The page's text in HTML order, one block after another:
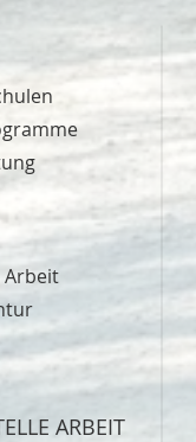
Arbeit
ARBEIT